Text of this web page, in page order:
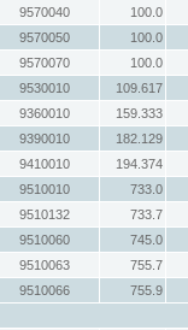
9570040
100.0
9570050
100.0
9570070
100.0
9530010
109.617
9360010
159.333
9390010
182.129
9410010
194.374
9510010
733.0
9510132
733.7
9510060
745.0
9510063
755.7
9510066
755.9